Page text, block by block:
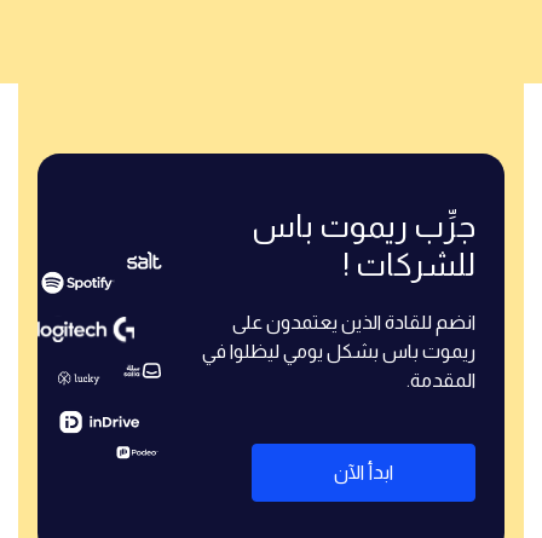
جرِّب ريموت باس
للشركات !
انضم للقادة الذين يعتمدون على
ريموت باس بشكل يومي ليظلوا في
المقدمة.
ابدأ الآن